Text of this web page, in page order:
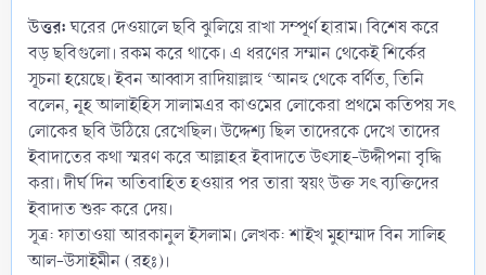
উত্তর:ঘরের দেওয়ালে ছবি ঝুলিয়ে রাখা সম্পূর্ণ হারাম। বিশেষ করে
বড় ছবিগুলো। রকম করে থাকে। এ ধরণের সম্মান থেকেই শির্কের
সূচনা হয়েছে। ইবন আব্বাস রাদিয়াল্লাহু ‘আনহু থেকে বর্ণিত, তিনি
বলেন, নূহ আলাইহিস সালামএর কাওমের লোকেরা প্রথমে কতিপয় সৎ
লোকের ছবি উঠিয়ে রেখেছিল। উদ্দেশ্য ছিল তাদেরকে দেখে তাদের
ইবাদাতের কথা স্মরণ করে আল্লাহর ইবাদাতে উৎসাহ-উদ্দীপনা বৃদ্ধি
করা। দীর্ঘ দিন অতিবাহিত হওয়ার পর তারা স্বয়ং উক্ত সৎ ব্যক্তিদের
ইবাদাত শুরু করে দেয়।
সূত্র: ফাতাওয়া আরকানুল ইসলাম। লেখক: শাইখ মুহাম্মাদ বিন সালিহ
আল-উসাইমীন (রহঃ)।